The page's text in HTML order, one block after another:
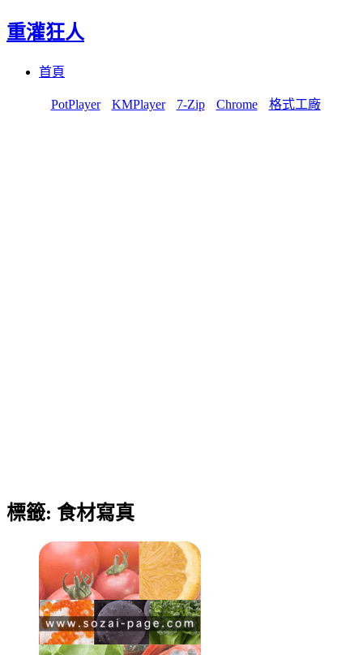
重灌狂人
首頁
PotPlayer KMPlayer 7-Zip Chrome 格式工廠
標籤: 食材寫真